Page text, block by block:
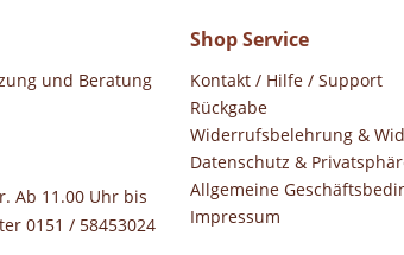
und Beratung
Ab 11.00 Uhr bis
0151 / 58453024
Shop Service
Kontakt / Hilfe / Support
Rückgabe
Widerrufsbelehrung &
Datenschutz &
Allgemeine
Impressum